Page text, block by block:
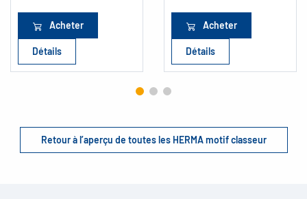
Acheter
Détails
Acheter
Détails
Retour à l’aperçu de toutes les HERMA motif classeur